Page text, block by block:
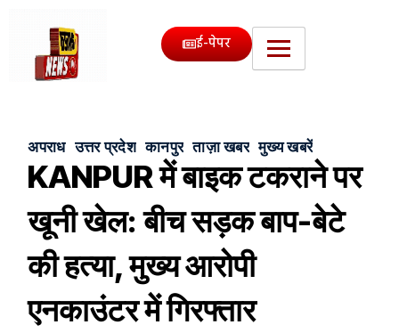
ई-पेपर
अपराध उत्तर प्रदेश कानपुर ताज़ा खबर मुख्य खबरें
KANPUR में बाइक टकराने पर
खूनी खेल: बीच सड़क बाप-बेटे
की हत्या, मुख्य आरोपी
एनकाउंटर में गिरफ्तार